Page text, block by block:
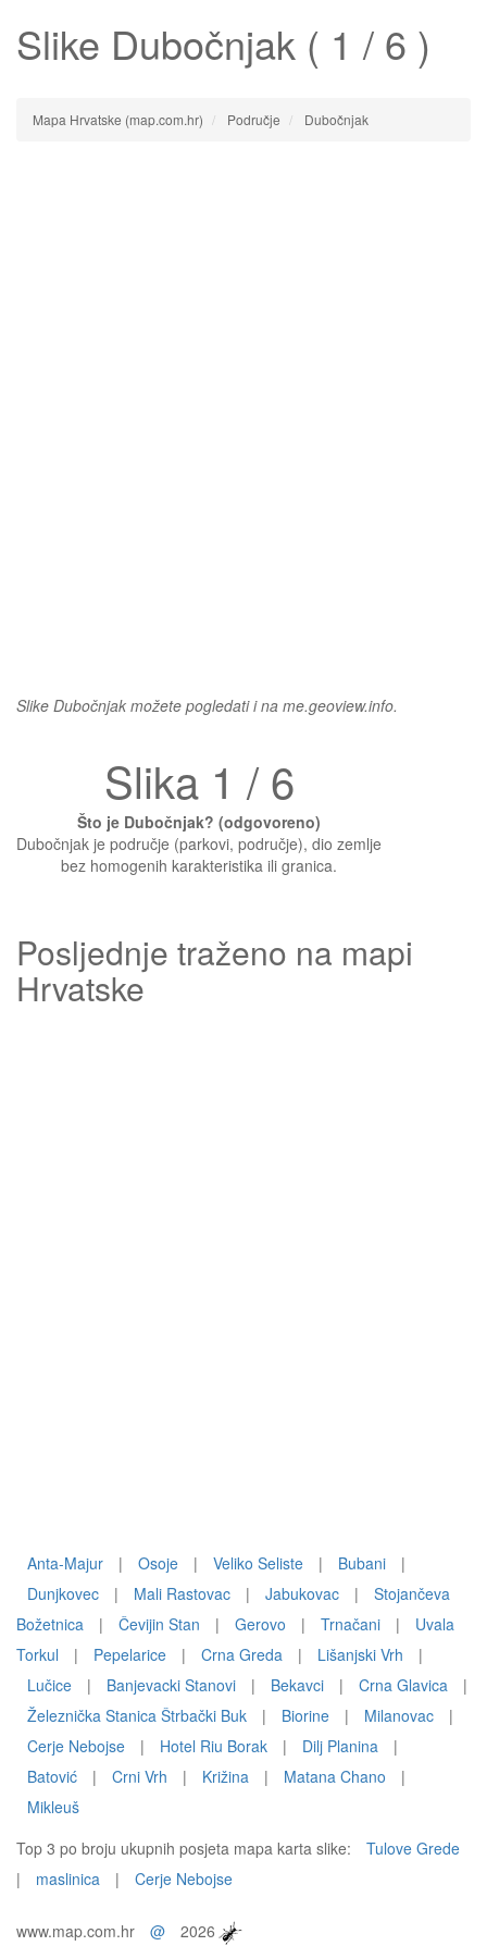
Slike Dubočnjak ( 1 / 6 )
Mapa Hrvatske (map.com.hr) Područje Dubočnjak
Slike Dubočnjak možete pogledati i na me.geoview.info.
Slika 1 / 6
Što je Dubočnjak? (odgovoreno)
Dubočnjak je područje (parkovi, područje), dio zemlje
bez homogenih karakteristika ili granica.
Posljednje traženo na mapi
Hrvatske
Anta-Majur | Osoje | Veliko Seliste | Bubani
|
Dunjkovec
| Mali Rastovac | Jabukovac |
Stojančeva
Božetnica
| Čevijin Stan | Gerovo | Trnačani |
Uvala
Torkul
| Pepelarice | Crna Greda | Lišanjski Vrh
|
Lučice
| Banjevacki Stanovi | Bekavci | Crna Glavica
|
Železnička Stanica Štrbački Buk
| Biorine | Milanovac
|
Cerje Nebojse
| Hotel Riu Borak | Dilj Planina
|
Batović
| Crni Vrh | Križina | Matana Chano
|
Mikleuš
Top 3 po broju ukupnih posjeta mapa karta slike:
Tulove Grede
|
maslinica | Cerje Nebojse
www.map.com.hr @ 2026